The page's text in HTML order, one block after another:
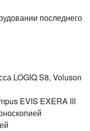
последнего
LOGIQ S8, Voluson
EVIS EXERA III